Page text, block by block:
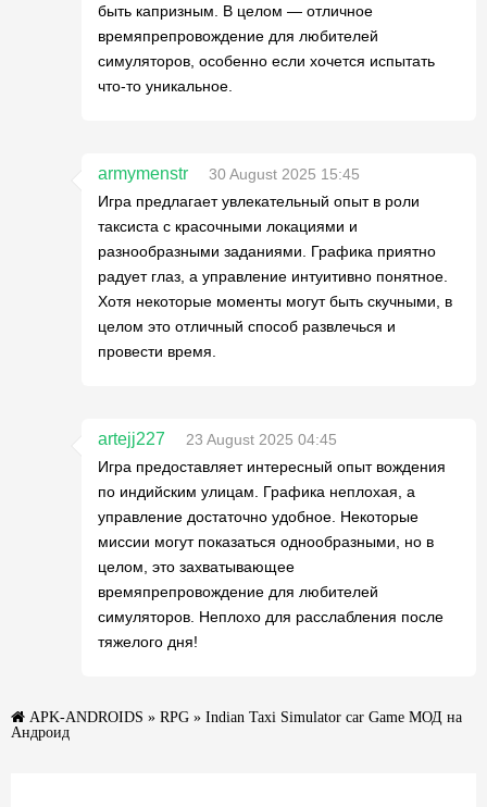
быть капризным. В целом — отличное
времяпрепровождение для любителей
симуляторов, особенно если хочется испытать
что-то уникальное.
armymenstr
30 August 2025 15:45
Игра предлагает увлекательный опыт в роли
таксиста с красочными локациями и
разнообразными заданиями. Графика приятно
радует глаз, а управление интуитивно понятное.
Хотя некоторые моменты могут быть скучными, в
целом это отличный способ развлечься и
провести время.
artejj227
23 August 2025 04:45
Игра предоставляет интересный опыт вождения
по индийским улицам. Графика неплохая, а
управление достаточно удобное. Некоторые
миссии могут показаться однообразными, но в
целом, это захватывающее
времяпрепровождение для любителей
симуляторов. Неплохо для расслабления после
тяжелого дня!
APK-ANDROIDS » RPG » Indian Taxi Simulator car Game МОД на
Андроид